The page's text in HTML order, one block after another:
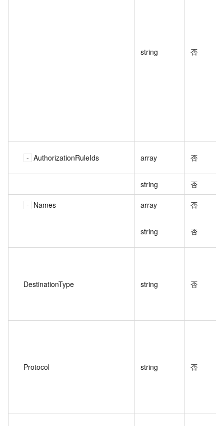
string 否
AuthorizationRuleIds array 否
string 否
Names array 否
string 否
DestinationType string 否
Protocol string 否